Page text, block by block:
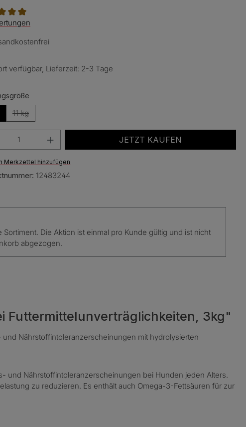
Bewertung von 5 von 5 Sternen
verfügbar, Lieferzeit: 2-3 Tage
11 kg
(Diese Option ist zurzeit nicht verfügbar.)
Anzahl: Gib den gewünschten Wert ein
JETZT KAUFEN
Merkzettel hinzufügen
12483244
Die Aktion ist einmal pro Kunde gültig und ist nicht
abgezogen.
Futtermittelunverträglichkeiten, 3kg"
Nährstoffintoleranzerscheinungen mit hydrolysierten
und Nährstoffintoleranzerscheinungen bei Hunden jeden Alters.
zu reduzieren. Es enthält auch Omega-3-Fettsäuren für zur